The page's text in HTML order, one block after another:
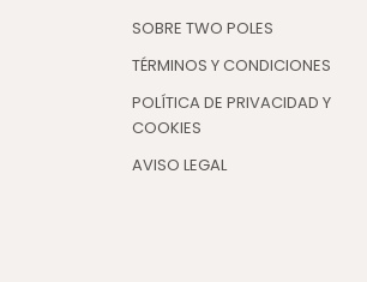
SOBRE TWO POLES
TÉRMINOS Y CONDICIONES
POLÍTICA DE PRIVACIDAD Y
COOKIES
AVISO LEGAL